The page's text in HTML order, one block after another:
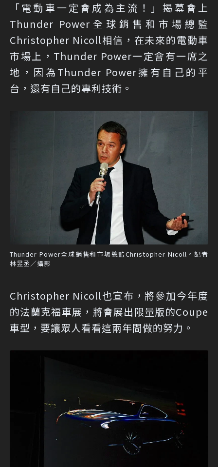
「電動車一定會成為主流！」揭幕會上
Thunder Power全球銷售和市場總監
Christopher Nicoll相信，在未來的電動車
市場上，Thunder Power一定會有一席之
地，因為Thunder Power擁有自己的平
台，還有自己的專利技術。
Thunder Power全球銷售和市場總監Christopher Nicoll。記者
林昱丞／攝影
Christopher Nicoll也宣布，將參加今年度
的法蘭克福車展，將會展出限量版的Coupe
車型，要讓眾人看看這兩年間做的努力。